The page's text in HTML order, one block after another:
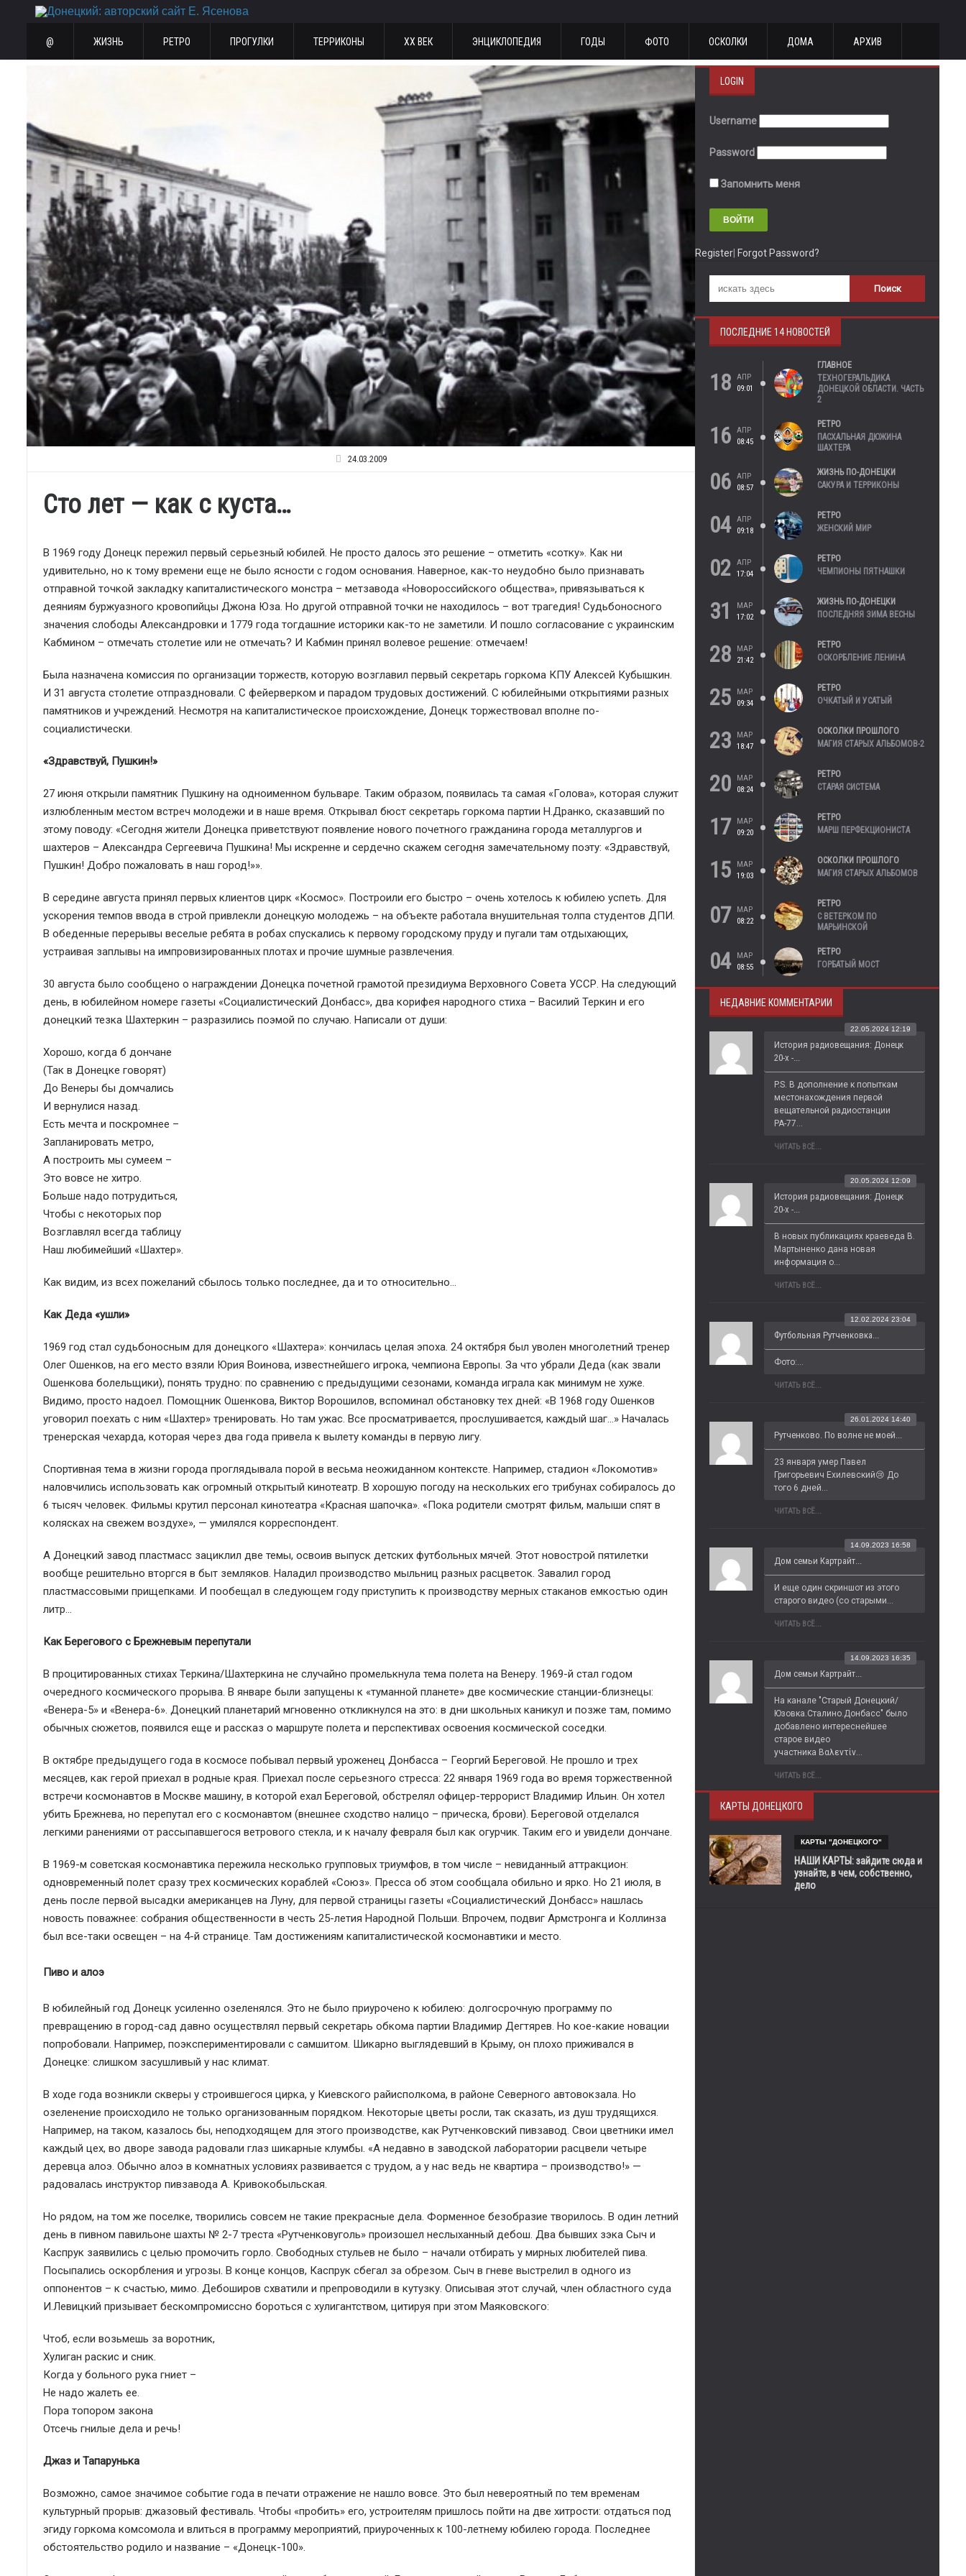
@ ЖИЗНЬ РЕТРО ПРОГУЛКИ ТЕРРИКОНЫ ХХ ВЕК ЭНЦИКЛОПЕДИЯ ГОДЫ ФОТО ОСКОЛКИ ДОМА АРХИВ
24.03.2009
Сто лет — как с куста…
В 1969 году Донецк пережил первый серьезный юбилей. Не просто далось это решение – отметить «сотку». Как ни
удивительно, но к тому времени еще не было ясности с годом основания. Наверное, как-то неудобно было признавать
отправной точкой закладку капиталистического монстра – метзавода «Новороссийского общества», привязываться к
деяниям буржуазного кровопийцы Джона Юза. Но другой отправной точки не находилось – вот трагедия! Судьбоносного
значения слободы Александровки и 1779 года тогдашние историки как-то не заметили. И пошло согласование с украинским
Кабмином – отмечать столетие или не отмечать? И Кабмин принял волевое решение: отмечаем!
Была назначена комиссия по организации торжеств, которую возглавил первый секретарь горкома КПУ Алексей Кубышкин.
И 31 августа столетие отпраздновали. С фейерверком и парадом трудовых достижений. С юбилейными открытиями разных
памятников и учреждений. Несмотря на капиталистическое происхождение, Донецк торжествовал вполне по-
социалистически.
«Здравствуй, Пушкин!»
27 июня открыли памятник Пушкину на одноименном бульваре. Таким образом, появилась та самая «Голова», которая служит
излюбленным местом встреч молодежи и в наше время. Открывал бюст секретарь горкома партии Н.Дранко, сказавший по
этому поводу: «Сегодня жители Донецка приветствуют появление нового почетного гражданина города металлургов и
шахтеров – Александра Сергеевича Пушкина! Мы искренне и сердечно скажем сегодня замечательному поэту: «Здравствуй,
Пушкин! Добро пожаловать в наш город!»».
В середине августа принял первых клиентов цирк «Космос». Построили его быстро – очень хотелось к юбилею успеть. Для
ускорения темпов ввода в строй привлекли донецкую молодежь – на объекте работала внушительная толпа студентов ДПИ.
В обеденные перерывы веселые ребята в робах спускались к первому городскому пруду и пугали там отдыхающих,
устраивая заплывы на импровизированных плотах и прочие шумные развлечения.
30 августа было сообщено о награждении Донецка почетной грамотой президиума Верховного Совета УССР. На следующий
день, в юбилейном номере газеты «Социалистический Донбасс», два корифея народного стиха – Василий Теркин и его
донецкий тезка Шахтеркин – разразились поэмой по случаю. Написали от души:
Хорошо, когда б дончане
(Так в Донецке говорят)
До Венеры бы домчались
И вернулися назад.
Есть мечта и поскромнее –
Запланировать метро,
А построить мы сумеем –
Это вовсе не хитро.
Больше надо потрудиться,
Чтобы с некоторых пор
Возглавлял всегда таблицу
Наш любимейший «Шахтер».
Как видим, из всех пожеланий сбылось только последнее, да и то относительно…
Как Деда «ушли»
1969 год стал судьбоносным для донецкого «Шахтера»: кончилась целая эпоха. 24 октября был уволен многолетний тренер
Олег Ошенков, на его место взяли Юрия Воинова, известнейшего игрока, чемпиона Европы. За что убрали Деда (как звали
Ошенкова болельщики), понять трудно: по сравнению с предыдущими сезонами, команда играла как минимум не хуже.
Видимо, просто надоел. Помощник Ошенкова, Виктор Ворошилов, вспоминал обстановку тех дней: «В 1968 году Ошенков
уговорил поехать с ним «Шахтер» тренировать. Но там ужас. Все просматривается, прослушивается, каждый шаг…» Началась
тренерская чехарда, которая через два года привела к вылету команды в первую лигу.
Спортивная тема в жизни города проглядывала порой в весьма неожиданном контексте. Например, стадион «Локомотив»
наловчились использовать как огромный открытый кинотеатр. В хорошую погоду на нескольких его трибунах собиралось до
6 тысяч человек. Фильмы крутил персонал кинотеатра «Красная шапочка». «Пока родители смотрят фильм, малыши спят в
колясках на свежем воздухе», — умилялся корреспондент.
А Донецкий завод пластмасс зациклил две темы, освоив выпуск детских футбольных мячей. Этот новострой пятилетки
вообще решительно вторгся в быт земляков. Наладил производство мыльниц разных расцветок. Завалил город
пластмассовыми прищепками. И пообещал в следующем году приступить к производству мерных стаканов емкостью один
литр…
Как Берегового с Брежневым перепутали
В процитированных стихах Теркина/Шахтеркина не случайно промелькнула тема полета на Венеру. 1969-й стал годом
очередного космического прорыва. В январе были запущены к «туманной планете» две космические станции-близнецы:
«Венера-5» и «Венера-6». Донецкий планетарий мгновенно откликнулся на это: в дни школьных каникул и позже там, помимо
обычных сюжетов, появился еще и рассказ о маршруте полета и перспективах освоения космической соседки.
В октябре предыдущего года в космосе побывал первый уроженец Донбасса – Георгий Береговой. Не прошло и трех
месяцев, как герой приехал в родные края. Приехал после серьезного стресса: 22 января 1969 года во время торжественной
встречи космонавтов в Москве машину, в которой ехал Береговой, обстрелял офицер-террорист Владимир Ильин. Он хотел
убить Брежнева, но перепутал его с космонавтом (внешнее сходство налицо – прическа, брови). Береговой отделался
легкими ранениями от рассыпавшегося ветрового стекла, и к началу февраля был как огурчик. Таким его и увидели дончане.
В 1969-м советская космонавтика пережила несколько групповых триумфов, в том числе – невиданный аттракцион:
одновременный полет сразу трех космических кораблей «Союз». Пресса об этом сообщала обильно и ярко. Но 21 июля, в
день после первой высадки американцев на Луну, для первой страницы газеты «Социалистический Донбасс» нашлась
новость поважнее: собрания общественности в честь 25-летия Народной Польши. Впрочем, подвиг Армстронга и Коллинза
был все-таки освещен – на 4-й странице. Там достижениям капиталистической космонавтики и место.
Пиво и алоэ
В юбилейный год Донецк усиленно озеленялся. Это не было приурочено к юбилею: долгосрочную программу по
превращению в город-сад давно осуществлял первый секретарь обкома партии Владимир Дегтярев. Но кое-какие новации
попробовали. Например, поэкспериментировали с самшитом. Шикарно выглядевший в Крыму, он плохо приживался в
Донецке: слишком засушливый у нас климат.
В ходе года возникли скверы у строившегося цирка, у Киевского райисполкома, в районе Северного автовокзала. Но
озеленение происходило не только организованным порядком. Некоторые цветы росли, так сказать, из душ трудящихся.
Например, на таком, казалось бы, неподходящем для этого производстве, как Рутченковский пивзавод. Свои цветники имел
каждый цех, во дворе завода радовали глаз шикарные клумбы. «А недавно в заводской лаборатории расцвели четыре
деревца алоэ. Обычно алоэ в комнатных условиях развивается с трудом, а у нас ведь не квартира – производство!» —
радовалась инструктор пивзавода А. Кривокобыльская.
Но рядом, на том же поселке, творились совсем не такие прекрасные дела. Форменное безобразие творилось. В один летний
день в пивном павильоне шахты № 2-7 треста «Рутченковуголь» произошел неслыханный дебош. Два бывших зэка Сыч и
Каспрук заявились с целью промочить горло. Свободных стульев не было – начали отбирать у мирных любителей пива.
Посыпались оскорбления и угрозы. В конце концов, Каспрук сбегал за обрезом. Сыч в гневе выстрелил в одного из
оппонентов – к счастью, мимо. Дебоширов схватили и препроводили в кутузку. Описывая этот случай, член областного суда
И.Левицкий призывает бескомпромиссно бороться с хулигантством, цитируя при этом Маяковского:
Чтоб, если возьмешь за воротник,
Хулиган раскис и сник.
Когда у больного рука гниет –
Не надо жалеть ее.
Пора топором закона
Отсечь гнилые дела и речь!
Джаз и Тапарунька
Возможно, самое значимое событие года в печати отражение не нашло вовсе. Это был невероятный по тем временам
культурный прорыв: джазовый фестиваль. Чтобы «пробить» его, устроителям пришлось пойти на две хитрости: отдаться под
эгиду горкома комсомола и влиться в программу мероприятий, приуроченных к 100-летнему юбилею города. Последнее
обстоятельство родило и название – «Донецк-100».
LOGIN
Username
Password
Запомнить меня
Register Forgot Password?
ПОСЛЕДНИЕ 14 НОВОСТЕЙ
18
АПР
09:01
ГЛАВНОЕ
ТЕХНОГЕРАЛЬДИКА
ДОНЕЦКОЙ ОБЛАСТИ. ЧАСТЬ
2
16
АПР
08:45
РЕТРО
ПАСХАЛЬНАЯ ДЮЖИНА
ШАХТЕРА
06
АПР
08:57
ЖИЗНЬ ПО-ДОНЕЦКИ
САКУРА И ТЕРРИКОНЫ
04
АПР
09:18
РЕТРО
ЖЕНСКИЙ МИР
02
АПР
17:04
РЕТРО
ЧЕМПИОНЫ ПЯТНАШКИ
31
МАР
17:02
ЖИЗНЬ ПО-ДОНЕЦКИ
ПОСЛЕДНЯЯ ЗИМА ВЕСНЫ
28
МАР
21:42
РЕТРО
ОСКОРБЛЕНИЕ ЛЕНИНА
25
МАР
09:34
РЕТРО
ОЧКАТЫЙ И УСАТЫЙ
23
МАР
18:47
ОСКОЛКИ ПРОШЛОГО
МАГИЯ СТАРЫХ АЛЬБОМОВ-2
20
МАР
08:24
РЕТРО
СТАРАЯ СИСТЕМА
17
МАР
09:20
РЕТРО
МАРШ ПЕРФЕКЦИОНИСТА
15
МАР
19:03
ОСКОЛКИ ПРОШЛОГО
МАГИЯ СТАРЫХ АЛЬБОМОВ
07
МАР
08:22
РЕТРО
С ВЕТЕРКОМ ПО
МАРЬИНСКОЙ
04
МАР
08:55
РЕТРО
ГОРБАТЫЙ МОСТ
НЕДАВНИЕ КОММЕНТАРИИ
История радиовещания: Донецк
20-х -...
22.05.2024 12:19
P.S. В дополнение к попыткам
местонахождения первой
вещательной радиостанции
РА-77...
ЧИТАТЬ ВСЁ...
История радиовещания: Донецк
20-х -...
20.05.2024 12:09
В новых публикациях краеведа В.
Мартыненко дана новая
информация о...
ЧИТАТЬ ВСЁ...
Футбольная Рутченковка...
12.02.2024 23:04
Фото:...
ЧИТАТЬ ВСЁ...
Рутченково. По волне не моей...
26.01.2024 14:40
23 января умер Павел
Григорьевич Ехилевский😢 До
того 6 дней...
ЧИТАТЬ ВСЁ...
Дом семьи Картрайт...
14.09.2023 16:58
И еще один скриншот из этого
старого видео (со старыми...
ЧИТАТЬ ВСЁ...
Дом семьи Картрайт...
14.09.2023 16:35
На канале "Старый Донецкий/
Юзовка.Сталино.Донбасс" было
добавлено интереснейшее
старое видео
участника Βαλεντίν...
ЧИТАТЬ ВСЁ...
КАРТЫ ДОНЕЦКОГО
КАРТЫ "ДОНЕЦКОГО"
НАШИ КАРТЫ: зайдите сюда и
узнайте, в чем, собственно,
дело